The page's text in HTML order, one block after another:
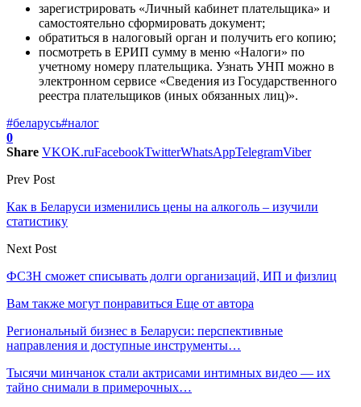
зарегистрировать «Личный кабинет плательщика» и
самостоятельно сформировать документ;
обратиться в налоговый орган и получить его копию;
посмотреть в ЕРИП сумму в меню «Налоги» по
учетному номеру плательщика. Узнать УНП можно в
электронном сервисе «Сведения из Государственного
реестра плательщиков (иных обязанных лиц)».
#беларусь#налог
0
Share VKOK.ruFacebookTwitterWhatsAppTelegramViber
Prev Post
Как в Беларуси изменились цены на алкоголь – изучили
статистику
Next Post
ФСЗН сможет списывать долги организаций, ИП и физлиц
Вам также могут понравиться Еще от автора
Региональный бизнес в Беларуси: перспективные
направления и доступные инструменты…
Тысячи минчанок стали актрисами интимных видео — их
тайно снимали в примерочных…